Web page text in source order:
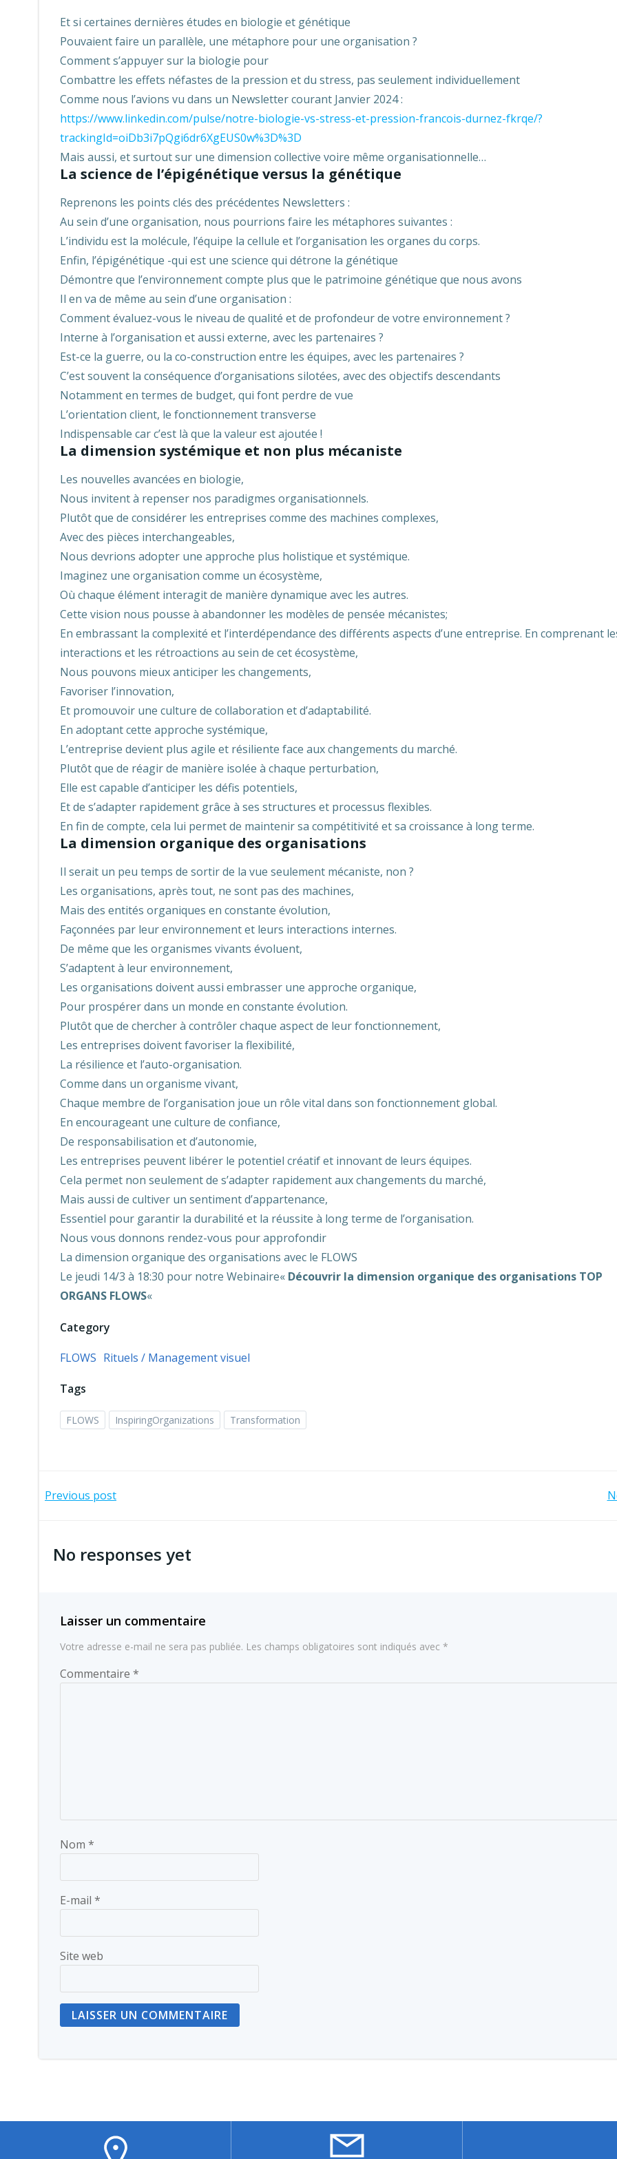
Et si certaines dernières études en biologie et génétique
Pouvaient faire un parallèle, une métaphore pour une organisation ?
Comment s’appuyer sur la biologie pour
Combattre les effets néfastes de la pression et du stress, pas seulement individuellement
Comme nous l’avions vu dans un Newsletter courant Janvier 2024 :
https://www.linkedin.com/pulse/notre-biologie-vs-stress-et-pression-francois-durnez-fkrqe/?
trackingId=oiDb3i7pQgi6dr6XgEUS0w%3D%3D
Mais aussi, et surtout sur une dimension collective voire même organisationnelle…
La science de l’épigénétique versus la génétique
Reprenons les points clés des précédentes Newsletters :
Au sein d’une organisation, nous pourrions faire les métaphores suivantes :
L’individu est la molécule, l’équipe la cellule et l’organisation les organes du corps.
Enfin, l’épigénétique -qui est une science qui détrone la génétique
Démontre que l’environnement compte plus que le patrimoine génétique que nous avons
Il en va de même au sein d’une organisation :
Comment évaluez-vous le niveau de qualité et de profondeur de votre environnement ?
Interne à l’organisation et aussi externe, avec les partenaires ?
Est-ce la guerre, ou la co-construction entre les équipes, avec les partenaires ?
C’est souvent la conséquence d’organisations silotées, avec des objectifs descendants
Notamment en termes de budget, qui font perdre de vue
L’orientation client, le fonctionnement transverse
Indispensable car c’est là que la valeur est ajoutée !
La dimension systémique et non plus mécaniste
Les nouvelles avancées en biologie,
Nous invitent à repenser nos paradigmes organisationnels.
Plutôt que de considérer les entreprises comme des machines complexes,
Avec des pièces interchangeables,
Nous devrions adopter une approche plus holistique et systémique.
Imaginez une organisation comme un écosystème,
Où chaque élément interagit de manière dynamique avec les autres.
Cette vision nous pousse à abandonner les modèles de pensée mécanistes;
En embrassant la complexité et l’interdépendance des différents aspects d’une entreprise. En comprenant
interactions et les rétroactions au sein de cet écosystème,
Nous pouvons mieux anticiper les changements,
Favoriser l’innovation,
Et promouvoir une culture de collaboration et d’adaptabilité.
En adoptant cette approche systémique,
L’entreprise devient plus agile et résiliente face aux changements du marché.
Plutôt que de réagir de manière isolée à chaque perturbation,
Elle est capable d’anticiper les défis potentiels,
Et de s’adapter rapidement grâce à ses structures et processus flexibles.
En fin de compte, cela lui permet de maintenir sa compétitivité et sa croissance à long terme.
La dimension organique des organisations
Il serait un peu temps de sortir de la vue seulement mécaniste, non ?
Les organisations, après tout, ne sont pas des machines,
Mais des entités organiques en constante évolution,
Façonnées par leur environnement et leurs interactions internes.
De même que les organismes vivants évoluent,
S’adaptent à leur environnement,
Les organisations doivent aussi embrasser une approche organique,
Pour prospérer dans un monde en constante évolution.
Plutôt que de chercher à contrôler chaque aspect de leur fonctionnement,
Les entreprises doivent favoriser la flexibilité,
La résilience et l’auto-organisation.
Comme dans un organisme vivant,
Chaque membre de l’organisation joue un rôle vital dans son fonctionnement global.
En encourageant une culture de confiance,
De responsabilisation et d’autonomie,
Les entreprises peuvent libérer le potentiel créatif et innovant de leurs équipes.
Cela permet non seulement de s’adapter rapidement aux changements du marché,
Mais aussi de cultiver un sentiment d’appartenance,
Essentiel pour garantir la durabilité et la réussite à long terme de l’organisation.
Nous vous donnons rendez-vous pour approfondir
La dimension organique des organisations avec le FLOWS
Le jeudi 14/3 à 18:30 pour notre Webinaire« Découvrir la dimension organique des organisations TOP
ORGANS FLOWS«
Category
FLOWS Rituels / Management visuel
Tags
FLOWS InspiringOrganizations Transformation
Navigation
l’article
Previous post
No responses yet
Laisser un commentaire
Votre adresse e-mail ne sera pas publiée. Les champs obligatoires sont indiqués avec *
Commentaire *
Nom *
E-mail *
Site web